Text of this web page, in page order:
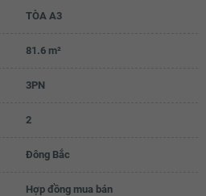
10.46 tỷ
10.48 tỷ
10.5 tỷ
TÒA A3
81.6 m²
3PN
2
Đông Bắc
Hợp đồng mua bán